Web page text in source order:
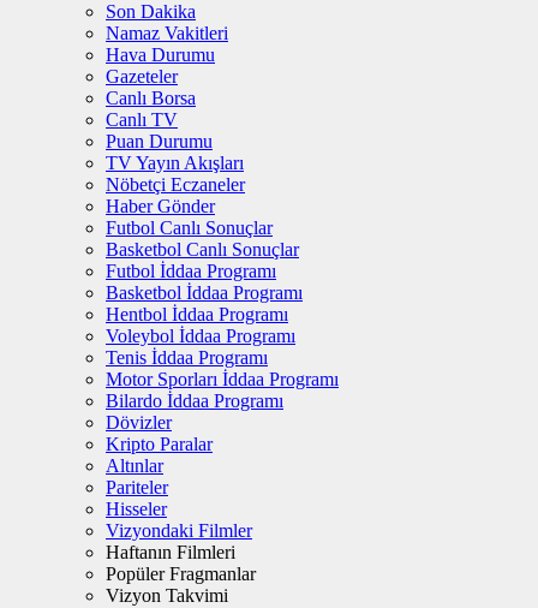
Son Dakika
Namaz Vakitleri
Hava Durumu
Gazeteler
Canlı Borsa
Canlı TV
Puan Durumu
TV Yayın Akışları
Nöbetçi Eczaneler
Haber Gönder
Futbol Canlı Sonuçlar
Basketbol Canlı Sonuçlar
Futbol İddaa Programı
Basketbol İddaa Programı
Hentbol İddaa Programı
Voleybol İddaa Programı
Tenis İddaa Programı
Motor Sporları İddaa Programı
Bilardo İddaa Programı
Dövizler
Kripto Paralar
Altınlar
Pariteler
Hisseler
Vizyondaki Filmler
Haftanın Filmleri
Popüler Fragmanlar
Vizyon Takvimi